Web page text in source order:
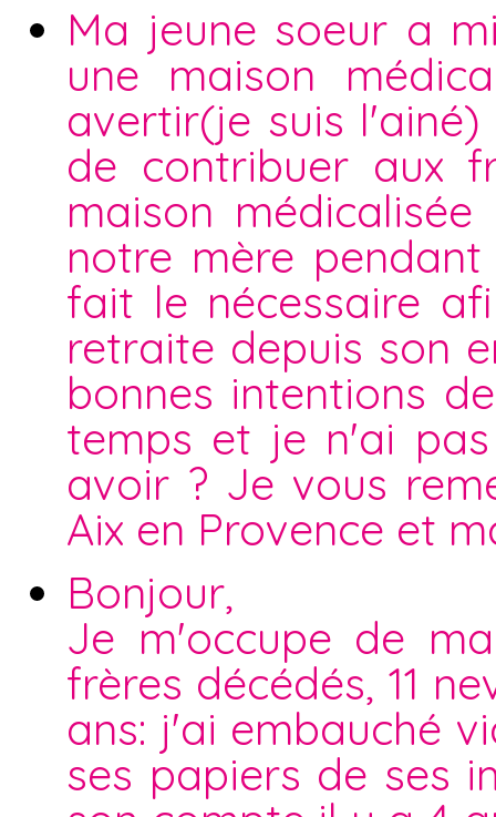
Ma jeune soeur a
une maison
avertir(je suis
de contribuer aux
maison
notre mère
fait le nécessaire
retraite depuis son
bonnes intentions
temps et je n'ai
avoir ? Je vous
Aix en Provence et
Bonjour,
Je m'occupe de
frères décédés, 11
ans: j'ai embauché
ses papiers de ses